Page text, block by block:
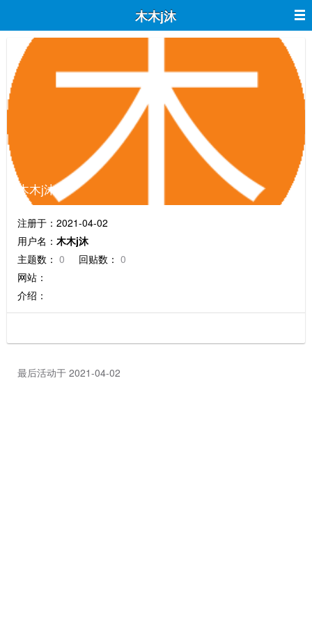
木木j沐
木木j沐
注册于：2021-04-02
用户名： 木木j沐
主题数： 0 回贴数： 0
网站：
介绍：
最后活动于 2021-04-02